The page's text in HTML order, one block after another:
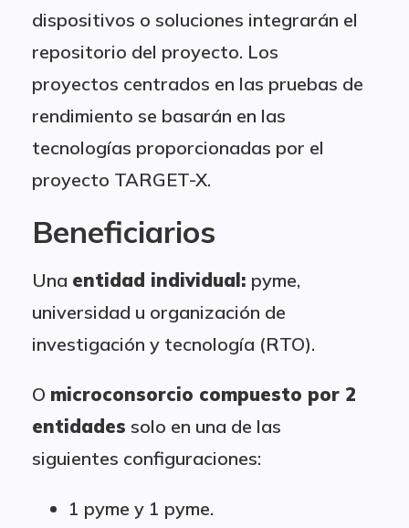
dispositivos o soluciones integrarán el
repositorio del proyecto. Los
proyectos centrados en las pruebas de
rendimiento se basarán en las
tecnologías proporcionadas por el
proyecto TARGET-X.
Beneficiarios
Una entidad individual: pyme,
universidad u organización de
investigación y tecnología (RTO).
O microconsorcio compuesto por 2
entidades solo en una de las
siguientes configuraciones:
1 pyme y 1 pyme.